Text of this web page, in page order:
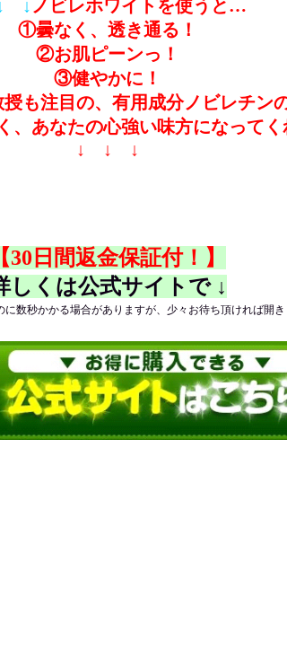
↓ ノビレホワイトを使うと…
①曇なく、透き通る！
②お肌ピーンっ！
③健やかに！
も注目の、有用成分ノビレチン
、あなたの心強い味方になってく
↓ ↓ ↓
【30日間返金保証付！】
しくは公式サイトで ↓
に数秒かかる場合がありますが、少々お待ち頂ければ開き